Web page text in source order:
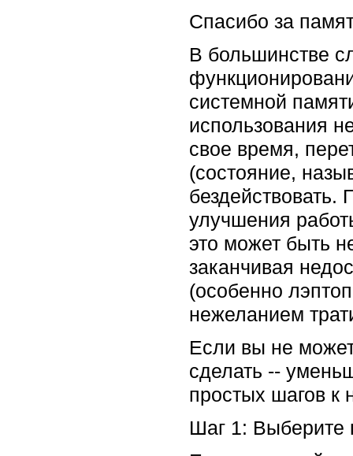
Спасибо за
В большинстве
системной
использования
свое время,
(состояние,
улучшения
это может быть
заканчивая
(особенно
нежеланием
Если вы не
сделать --
простых шагов
Шаг 1: Выберите